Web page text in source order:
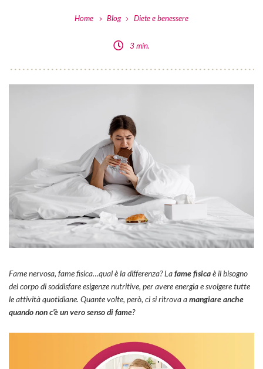
Home Blog Diete e benessere
3 min.
Fame nervosa, fame fisica…qual è la differenza? Lafame fisicaè il bisogno
del corpo di soddisfare esigenze nutritive, per avere energia e svolgere tutte
le attività quotidiane. Quante volte, però, ci si ritrova amangiare anche
quando non c’è un vero senso di fame?